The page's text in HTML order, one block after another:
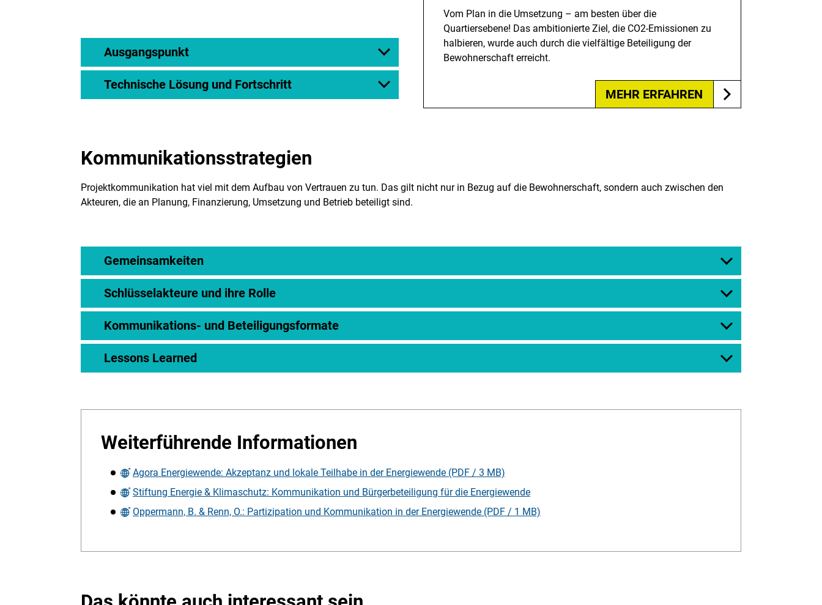
Ausgangspunkt
Technische Lösung und Fortschritt
Vom Plan in die Umsetzung – am besten über die
Quartiersebene! Das ambitionierte Ziel, die CO2-Emissionen zu
halbieren, wurde auch durch die vielfältige Beteiligung der
Bewohnerschaft erreicht.
MEHR ERFAHREN
Kommunikationsstrategien
Projektkommunikation hat viel mit dem Aufbau von Vertrauen zu tun. Das gilt nicht nur in Bezug auf die Bewohnerschaft, sondern auch zwischen den
Akteuren, die an Planung, Finanzierung, Umsetzung und Betrieb beteiligt sind.
Gemeinsamkeiten
Schlüsselakteure und ihre Rolle
Kommunikations- und Beteiligungsformate
Lessons Learned
Weiterführende Informationen
Agora Energiewende: Akzeptanz und lokale Teilhabe in der Energiewende (PDF / 3 MB)
Stiftung Energie & Klimaschutz: Kommunikation und Bürgerbeteiligung für die Energiewende
Oppermann, B. & Renn, O.: Partizipation und Kommunikation in der Energiewende (PDF / 1 MB)